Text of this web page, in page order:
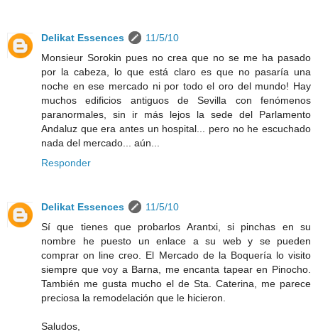
Delikat Essences
11/5/10
Monsieur Sorokin pues no crea que no se me ha pasado
por la cabeza, lo que está claro es que no pasaría una
noche en ese mercado ni por todo el oro del mundo! Hay
muchos edificios antiguos de Sevilla con fenómenos
paranormales, sin ir más lejos la sede del Parlamento
Andaluz que era antes un hospital... pero no he escuchado
nada del mercado... aún...
Responder
Delikat Essences
11/5/10
Sí que tienes que probarlos Arantxi, si pinchas en su
nombre he puesto un enlace a su web y se pueden
comprar on line creo. El Mercado de la Boquería lo visito
siempre que voy a Barna, me encanta tapear en Pinocho.
También me gusta mucho el de Sta. Caterina, me parece
preciosa la remodelación que le hicieron.
Saludos,